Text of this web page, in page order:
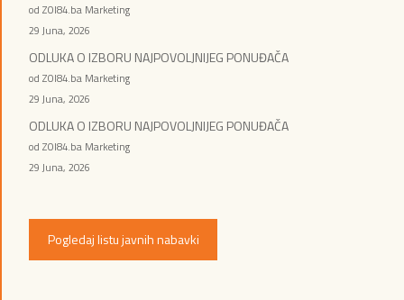
od ZOI84.ba Marketing
29 Juna, 2026
ODLUKA O IZBORU NAJPOVOLJNIJEG PONUĐAČA
od ZOI84.ba Marketing
29 Juna, 2026
ODLUKA O IZBORU NAJPOVOLJNIJEG PONUĐAČA
od ZOI84.ba Marketing
29 Juna, 2026
Pogledaj listu javnih nabavki